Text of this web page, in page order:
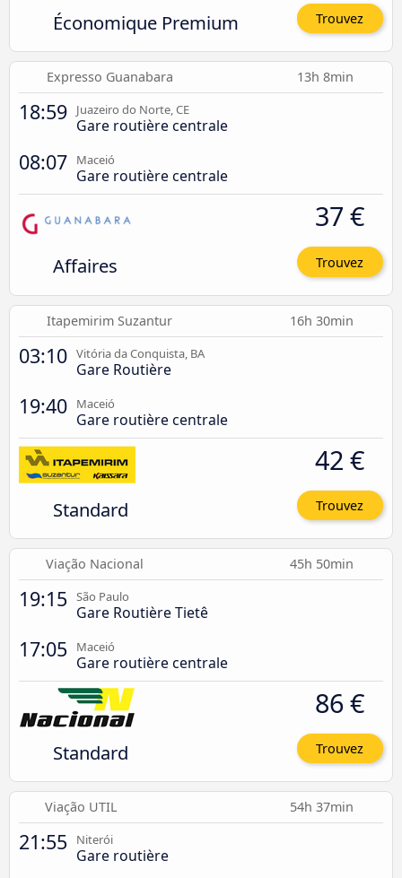
Économique Premium Trouvez
Expresso Guanabara 13h 8min
18:59 Juazeiro do Norte, CE
Gare routière centrale
08:07 Maceió
Gare routière centrale
Affaires
37 €
Trouvez
Itapemirim Suzantur 16h 30min
03:10 Vitória da Conquista, BA
Gare Routière
19:40 Maceió
Gare routière centrale
Standard
42 €
Trouvez
Viação Nacional 45h 50min
19:15 São Paulo
Gare Routière Tietê
17:05 Maceió
Gare routière centrale
Standard
86 €
Trouvez
Viação UTIL 54h 37min
21:55 Niterói
Gare routière